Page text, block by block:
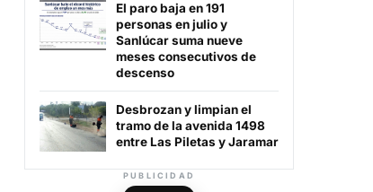
El paro baja en 191
personas en julio y
Sanlúcar suma nueve
meses consecutivos de
descenso
Desbrozan y limpian el
tramo de la avenida 1498
entre Las Piletas y Jaramar
PUBLICIDAD